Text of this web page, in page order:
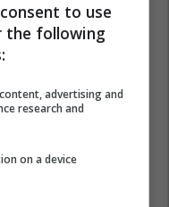
to use
the following
advertising and
research and
on a device